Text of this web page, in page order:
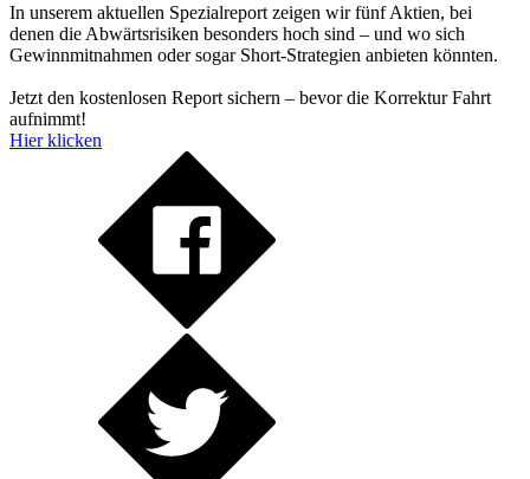
In unserem aktuellen Spezialreport zeigen wir fünf Aktien, bei
denen die Abwärtsrisiken besonders hoch sind – und wo sich
Gewinnmitnahmen oder sogar Short-Strategien anbieten könnten.
Jetzt den kostenlosen Report sichern – bevor die Korrektur Fahrt
aufnimmt!
Hier klicken